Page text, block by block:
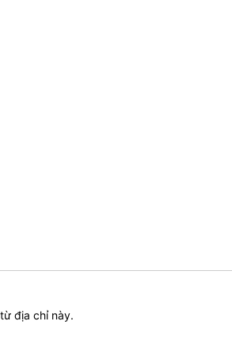
địa chỉ này.